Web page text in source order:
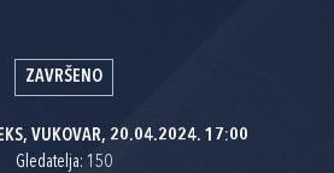
ZAVRŠENO
VUKOVAR, 20.04.2024. 17:00
Gledatelja: 150